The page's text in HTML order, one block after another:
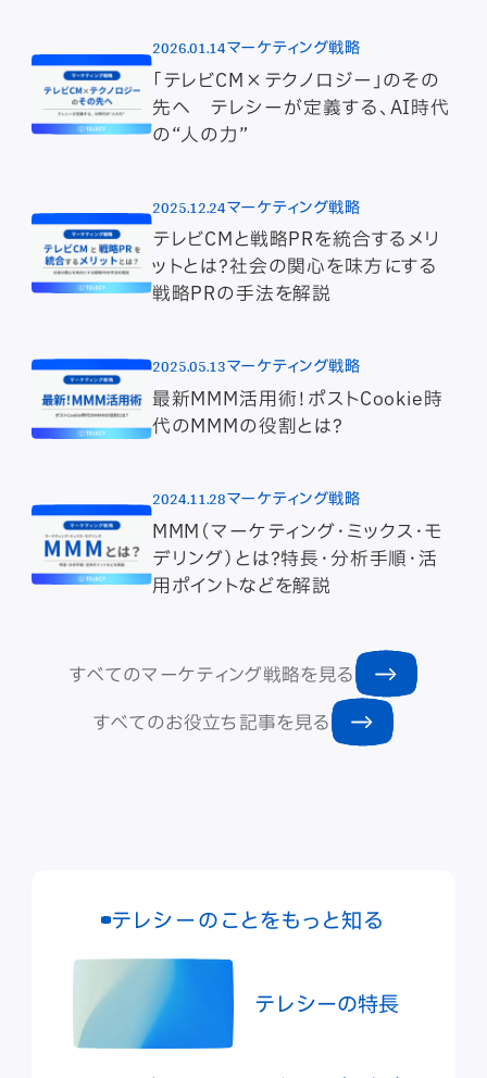
2026.01.14マーケティング戦略
「テレビCM×テクノロジー」のその
先へ テレシーが定義する、AI時代
の“人の力”
2025.12.24マーケティング戦略
テレビCMと戦略PRを統合するメリ
ットとは？社会の関心を味方にする
戦略PRの手法を解説
2025.05.13マーケティング戦略
最新MMM活用術！ポストCookie時
代のMMMの役割とは？
2024.11.28マーケティング戦略
MMM（マーケティング・ミックス・モ
デリング）とは？特長・分析手順・活
用ポイントなどを解説
すべてのマーケティング戦略を見る
すべてのお役立ち記事を見る
テレシーのことをもっと知る
テレシーの特長